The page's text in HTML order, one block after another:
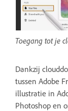
Toegang tot je
Dankzij
tussen Adobe
illustratie in
Photoshop en